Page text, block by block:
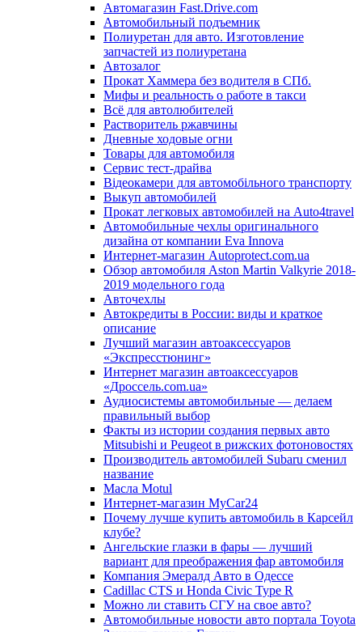
Автомагазин Fast.Drive.com
Автомобильный подъемник
Полиуретан для авто. Изготовление
запчастей из полиуретана
Автозалог
Прокат Хаммера без водителя в СПб.
Мифы и реальность о работе в такси
Всё для автолюбителей
Растворитель ржавчины
Дневные ходовые огни
Товары для автомобиля
Сервис тест-драйва
Відеокамери для автомобільного транспорту
Выкуп автомобилей
Прокат легковых автомобилей на Auto4travel
Автомобильные чехлы оригинального
дизайна от компании Eva Innova
Интернет-магазин Autoprotect.com.ua
Обзор автомобиля Aston Martin Valkyrie 2018-
2019 модельного года
Авточехлы
Автокредиты в России: виды и краткое
описание
Лучший магазин автоаксессуаров
«Экспресстюнинг»
Интернет магазин автоаксессуаров
«Дроссель.com.ua»
Аудиосистемы автомобильные — делаем
правильный выбор
Факты из истории создания первых авто
Mitsubishi и Peugeot в рижских фотоновостях
Производитель автомобилей Subaru сменил
название
Масла Motul
Интернет-магазин MyCar24
Почему лучше купить автомобиль в Карсейл
клубе?
Ангельские глазки в фары — лучший
вариант для преображения фар автомобиля
Компания Эмералд Авто в Одессе
Cadillac CTS и Honda Civic Type R
Можно ли ставить СГУ на свое авто?
Автомобильные новости авто портала Toyota